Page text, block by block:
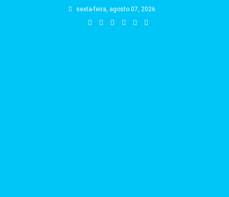
sexta-feira, agosto 07, 2026